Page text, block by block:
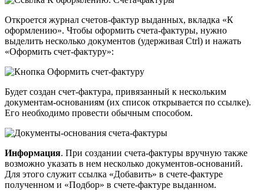
Откроется журнал счетов-фактур выданных, вкладка «К
оформлению». Чтобы оформить счета-фактуры, нужно
выделить несколько документов (удерживая Ctrl) и нажать
«Оформить счет-фактуру»:
Будет создан счет-фактура, привязанный к нескольким
документам-основаниям (их список открывается по ссылке).
Его необходимо провести обычным способом.
Информация. При создании счета-фактуры вручную также
возможно указать в нем несколько документов-оснований.
Для этого служит ссылка «Добавить» в счете-фактуре
полученном и «Подбор» в счете-фактуре выданном.